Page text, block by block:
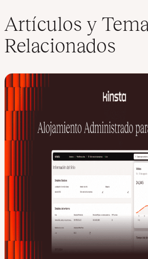
Artículos y
Relacionados